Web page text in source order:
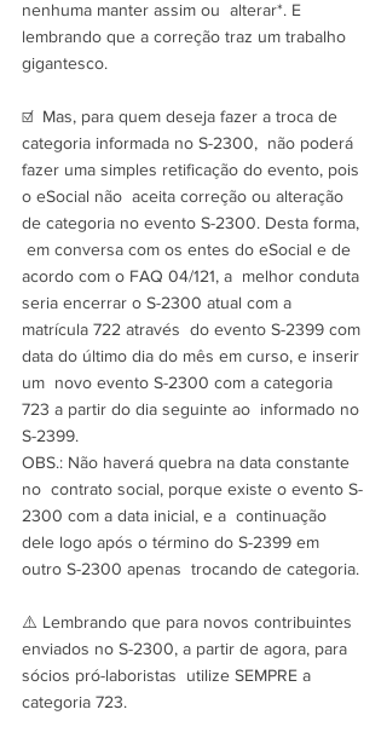
nenhuma manter assim ou  alterar*. E
lembrando que a correção traz um trabalho
gigantesco.
☑️  Mas, para quem deseja fazer a troca de
categoria informada no S-2300,  não poderá
fazer uma simples retificação do evento, pois
o eSocial não  aceita correção ou alteração
de categoria no evento S-2300. Desta forma,
em conversa com os entes do eSocial e de
acordo com o FAQ 04/121, a  melhor conduta
seria encerrar o S-2300 atual com a
matrícula 722 através  do evento S-2399 com
data do último dia do mês em curso, e inserir
um  novo evento S-2300 com a categoria
723 a partir do dia seguinte ao  informado no
S-2399.
OBS.: Não haverá quebra na data constante
no  contrato social, porque existe o evento S-
2300 com a data inicial, e a  continuação
dele logo após o término do S-2399 em
outro S-2300 apenas  trocando de categoria.
⚠️ Lembrando que para novos contribuintes
enviados no S-2300, a partir de agora, para
sócios pró-laboristas  utilize SEMPRE a
categoria 723.